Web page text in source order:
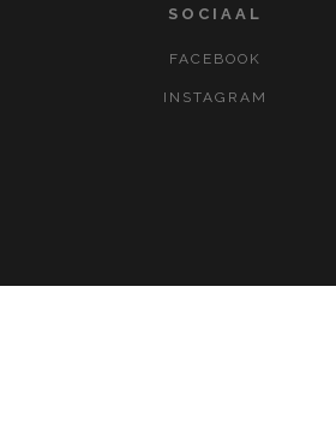
SOCIAAL
FACEBOOK
INSTAGRAM